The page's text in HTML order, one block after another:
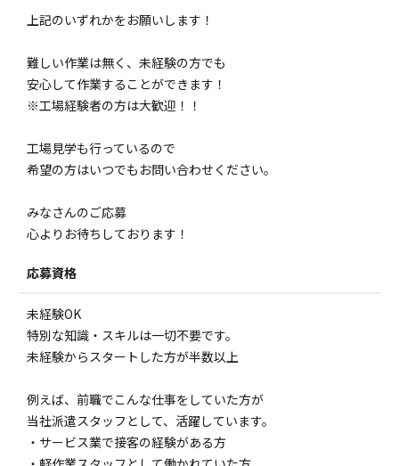
上記のいずれかをお願いします！
難しい作業は無く、未経験の方でも
安心して作業することができます！
※工場経験者の方は大歓迎！！
工場見学も行っているので
希望の方はいつでもお問い合わせください。
みなさんのご応募
心よりお待ちしております！
応募資格
未経験OK
特別な知識・スキルは一切不要です。
未経験からスタートした方が半数以上
例えば、前職でこんな仕事をしていた方が
当社派遣スタッフとして、活躍しています。
・サービス業で接客の経験がある方